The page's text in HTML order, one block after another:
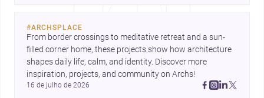
#ARCHSPLACE
From border crossings to meditative retreat and a sun-
filled corner home, these projects show how architecture
shapes daily life, calm, and identity. Discover more
inspiration, projects, and community on Archs!
16 de julho de 2026